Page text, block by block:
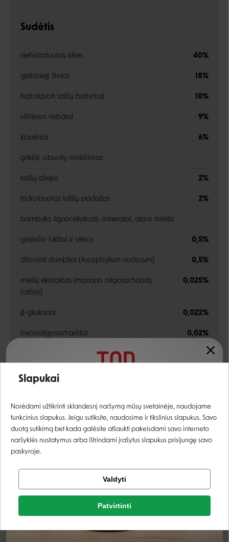
Rašyti atsiliepimą
Sudėtis
dehidratuotos silkės 40%
geltonieji žirniai 18%
hidrolizuoti lašišų baltymai 10%
vištienos riebalai 9%
kiaušiniai 6%
grikiai, obuolių minkštimas
lašišų aliejus 2%
hidrolizuotas lašišų padažas 2%
bambuko lignoceliuliozė, mineralai, alaus mielės
gysločio lukštai ir sėklos 0,5%
džiovinti dumbliai (Ascophyllum nodosum) 0,5%
mielių ekstraktas (manano oligosacharidų
šaltinis)
0,025%
β-gliukanai 0,022%
fructooligosacharidai 0,02%
0,02%
šaltalankiai
Energetinė vertė: 3,840 kcal/kg
Analitinės sudedamosios dalys
Rašyti atsiliepimą
Registruotis
Facebook
Slapukai
Norėdami užtikrinti sklandesnį naršymą mūsų svetainėje, naudojame
funkcinius slapukus. Jeigu sutiksite, naudosime ir tikslinius slapukus. Savo
duotą sutikimą bet kada galėsite atšaukti pakeisdami savo interneto
naršyklės nustatymus arba ištrindami įrašytus slapukus prisijungę savo
paskyroje.
Valdyti
Patvirtinti